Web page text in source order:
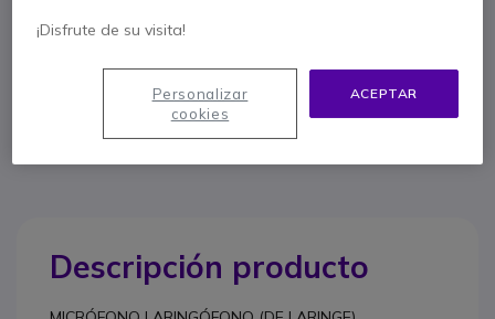
900 80 26 26
Live Chat
Descripción producto
¡Disfrute de su visita!
ACEPTAR
Personalizar
cookies